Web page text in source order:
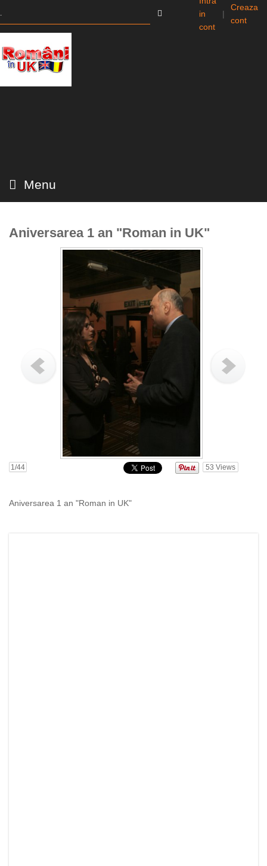
in
cont
|
Creaza
cont
Menu
Aniversarea 1 an "Roman in UK"
1/44 53 Views
Aniversarea 1 an "Roman in UK"